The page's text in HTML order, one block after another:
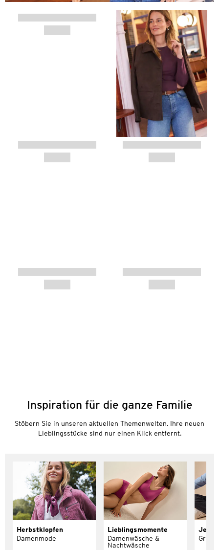
Inspiration für die ganze Familie
Stöbern Sie in unseren aktuellen Themenwelten. Ihre neuen
Lieblingsstücke sind nur einen Klick entfernt.
Herbstklopfen
Damenmode
Lieblingsmomente
Damenwäsche &
Nachtwäsche